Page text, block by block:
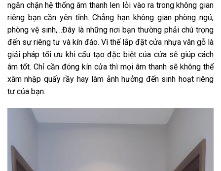
ngăn chặn hệ thống âm thanh len lỏi vào ra trong không gian
riêng bạn cần yên tĩnh. Chẳng hạn không gian phòng ngủ,
phòng vệ sinh,…Đây là những nơi bạn thường phải chú trọng
đến sự riêng tư và kín đáo. Vì thế lắp đặt cửa nhựa vân gỗ là
giải pháp tối ưu khi cấu tạo đặc biệt của cửa sẽ giúp cách
âm tốt. Chỉ cần đóng kín cửa thì mọi âm thanh sẽ không thể
xâm nhập quấy rầy hay làm ảnh hưởng đến sinh hoạt riêng
tư của bạn.